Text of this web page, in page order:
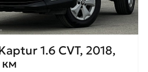
1.6 CVT, 2018,